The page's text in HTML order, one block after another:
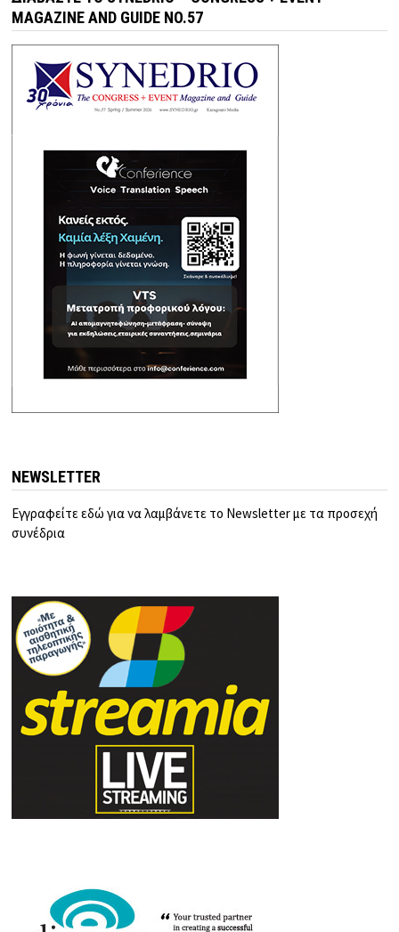
MAGAZINE AND GUIDE NO.57
NEWSLETTER
Εγγραφείτε εδώ για να λαμβάνετε το Newsletter με τα προσεχή
συνέδρια